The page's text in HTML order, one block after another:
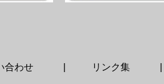
合わせ リンク集